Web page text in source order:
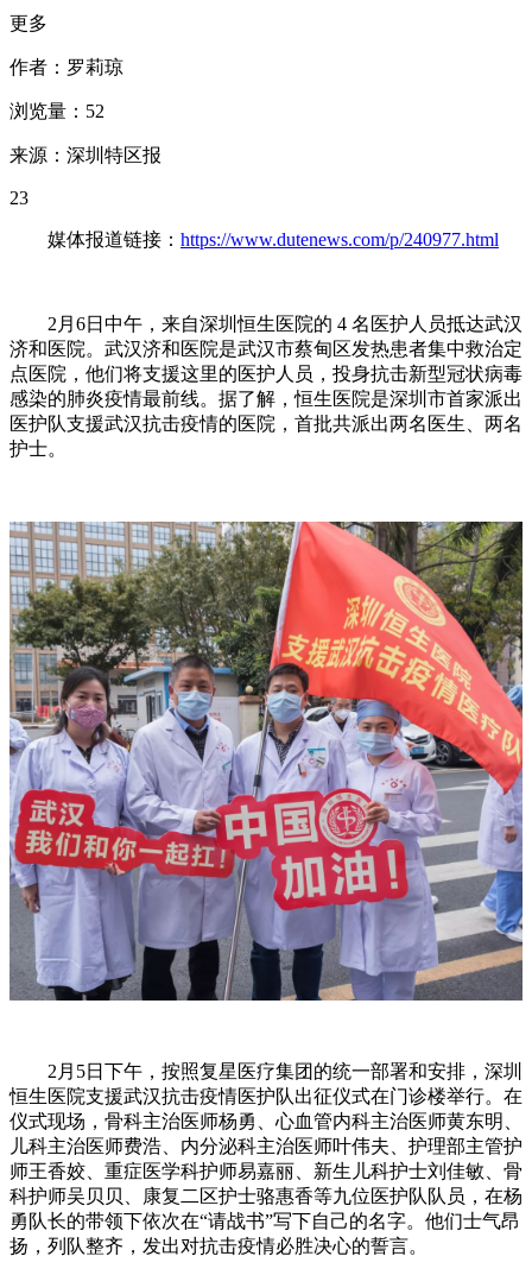
更多
作者：罗莉琼
浏览量：52
来源：深圳特区报
23
媒体报道链接： https://www.dutenews.com/p/240977.html
2月6日中午，来自深圳恒生医院的 4 名医护人员抵达武汉
济和医院。武汉济和医院是武汉市蔡甸区发热患者集中救治定
点医院，他们将支援这里的医护人员，投身抗击新型冠状病毒
感染的肺炎疫情最前线。据了解，恒生医院是深圳市首家派出
医护队支援武汉抗击疫情的医院，首批共派出两名医生、两名
护士。
2月5日下午，按照复星医疗集团的统一部署和安排，深圳
恒生医院支援武汉抗击疫情医护队出征仪式在门诊楼举行。在
仪式现场，骨科主治医师杨勇、心血管内科主治医师黄东明、
儿科主治医师费浩、内分泌科主治医师叶伟夫、护理部主管护
师王香姣、重症医学科护师易嘉丽、新生儿科护士刘佳敏、骨
科护师吴贝贝、康复二区护士骆惠香等九位医护队队员，在杨
勇队长的带领下依次在“请战书”写下自己的名字。他们士气昂
扬，列队整齐，发出对抗击疫情必胜决心的誓言。